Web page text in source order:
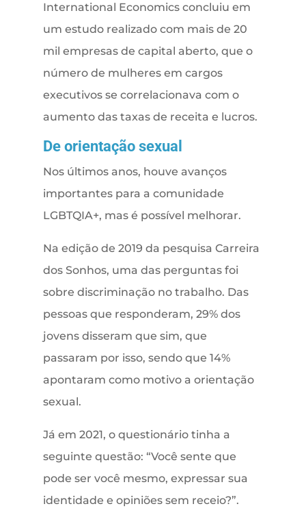
International Economics concluiu em
um estudo realizado com mais de 20
mil empresas de capital aberto, que o
número de mulheres em cargos
executivos se correlacionava com o
aumento das taxas de receita e lucros.
De orientação sexual
Nos últimos anos, houve avanços
importantes para a comunidade
LGBTQIA+, mas é possível melhorar.
Na edição de 2019 da pesquisa Carreira
dos Sonhos, uma das perguntas foi
sobre discriminação no trabalho. Das
pessoas que responderam, 29% dos
jovens disseram que sim, que
passaram por isso, sendo que 14%
apontaram como motivo a orientação
sexual.
Já em 2021, o questionário tinha a
seguinte questão: “Você sente que
pode ser você mesmo, expressar sua
identidade e opiniões sem receio?”.